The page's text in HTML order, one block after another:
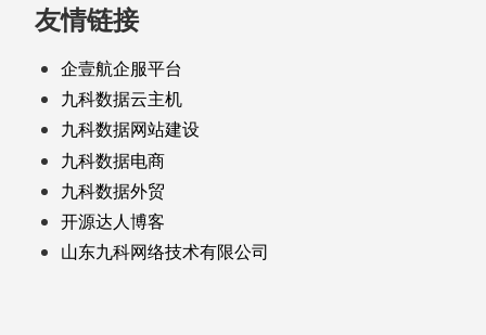
友情链接
企壹航企服平台
九科数据云主机
九科数据网站建设
九科数据电商
九科数据外贸
开源达人博客
山东九科网络技术有限公司